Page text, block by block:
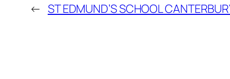
← ST EDMUND’S SCHOOL